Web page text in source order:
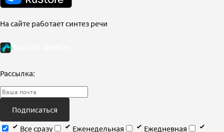
На сайте работает синтез речи
Рассылка:
Подписаться
Все сразу
Еженедельная
Ежедневная